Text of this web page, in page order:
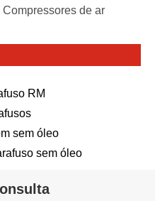
de ar
RM
sem óleo
sem óleo